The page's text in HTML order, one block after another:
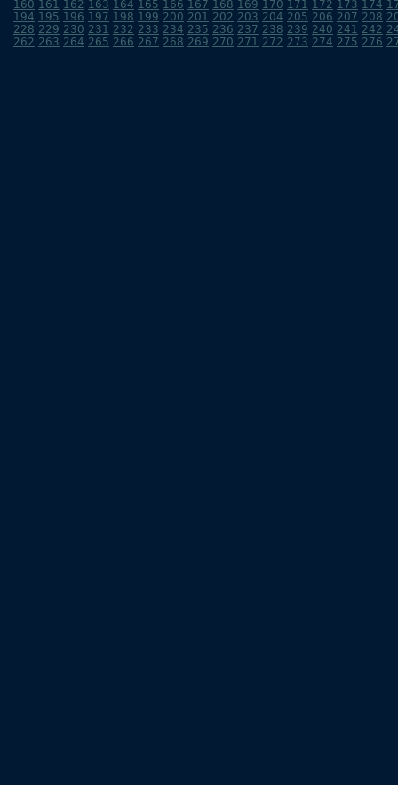
160 161 162 163 164 165 166 167 168 169 170 171 172 173 174
194 195 196 197 198 199 200 201 202 203 204 205 206 207 208
228 229 230 231 232 233 234 235 236 237 238 239 240 241 242
262 263 264 265 266 267 268 269 270 271 272 273 274 275 276